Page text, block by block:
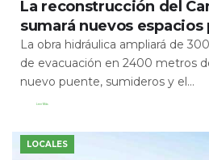
La reconstrucción del
sumará nuevos espacios
La obra hidráulica ampliará de
de evacuación en 2400 metros
nuevo puente, sumideros y el...
Leer Más
LOCALES